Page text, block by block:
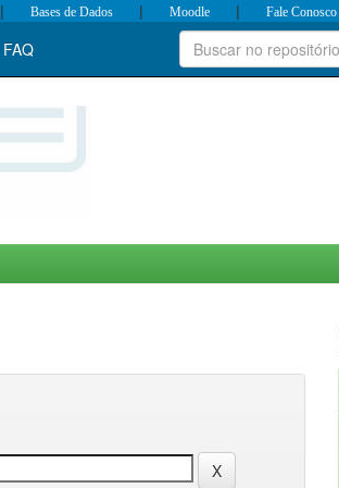
| Bases de Dados | Moodle | Fale Conosco
FAQ